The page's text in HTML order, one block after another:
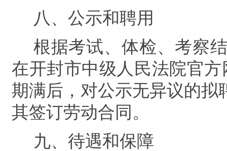
八、公示和聘用
根据考试、体检、考察
在开封市中级人民法院官
期满后，对公示无异议的拟
其签订劳动合同。
九、 待遇和保障